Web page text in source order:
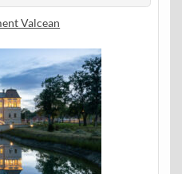
Valcean